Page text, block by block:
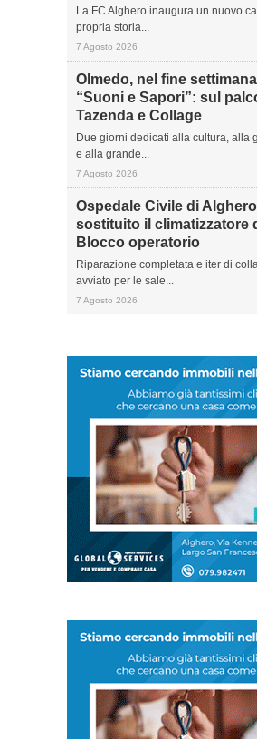
La FC Alghero inaugura un nuovo
propria storia...
7 Agosto 2026
Olmedo, nel fine
“Suoni e Sapori”: sul
Tazenda e Collage
Due giorni dedicati alla cultura, alla
e alla grande...
7 Agosto 2026
Ospedale Civile di
sostituito il climatizzatore
Blocco operatorio
Riparazione completata e iter di
avviato per le sale...
7 Agosto 2026